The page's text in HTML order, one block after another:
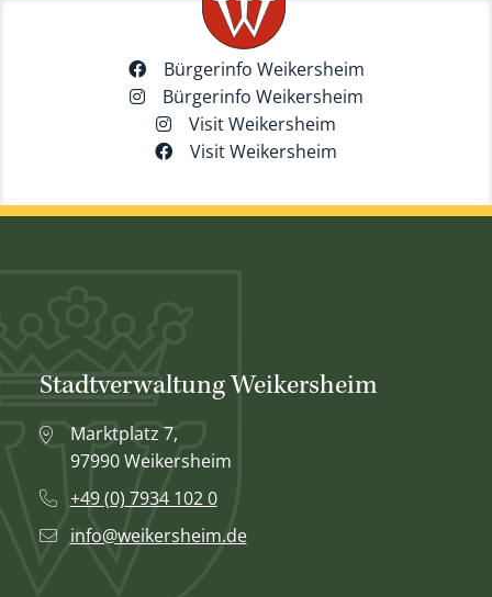
Bürgerinfo Weikersheim
Bürgerinfo Weikersheim
Visit Weikersheim
Visit Weikersheim
Stadtverwaltung Weikersheim
Marktplatz 7,
97990 Weikersheim
+49 (0) 7934 102 0
info@weikersheim.de